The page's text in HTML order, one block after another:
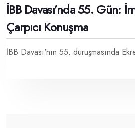
İBB Davası’nda 55. Gün:
Çarpıcı Konuşma
İBB Davası'nın 55. duruşmasında